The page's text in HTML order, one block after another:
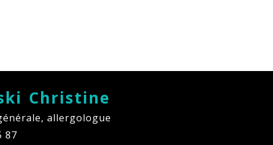
Christine
allergologue
87